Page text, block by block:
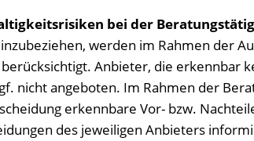
bei der
werden im Rahmen der
Anbieter, die erkennbar
nicht angeboten. Im Rahmen der
erkennbare Vor- bzw.
des jeweiligen Anbieters